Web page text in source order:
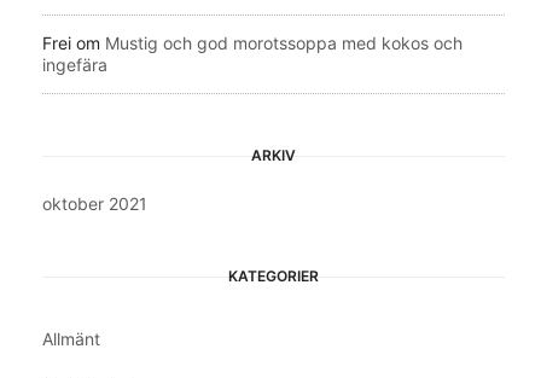
Frei om Mustig och god morotssoppa med kokos och
ingefära
ARKIV
oktober 2021
KATEGORIER
Allmänt